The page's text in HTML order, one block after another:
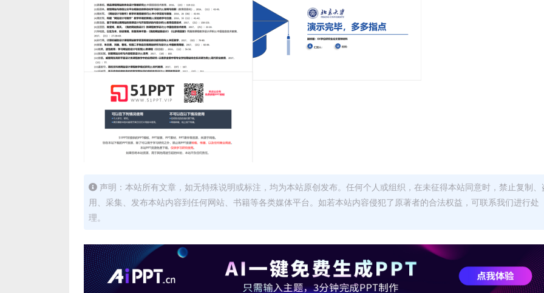
声明：本站所有文章，如无特殊说明或标注，均为本站原创发布。任何个人或组织，在未征得本站同意时，禁止复制、
用、采集、发布本站内容到任何网站、书籍等各类媒体平台。如若本站内容侵犯了原著者的合法权益，可联系我们进行处
理。